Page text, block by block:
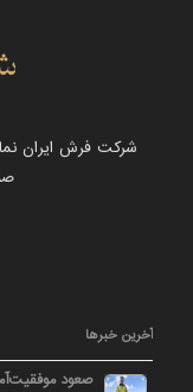
شرکت فرش ایران
آخرین خبرها
صعود